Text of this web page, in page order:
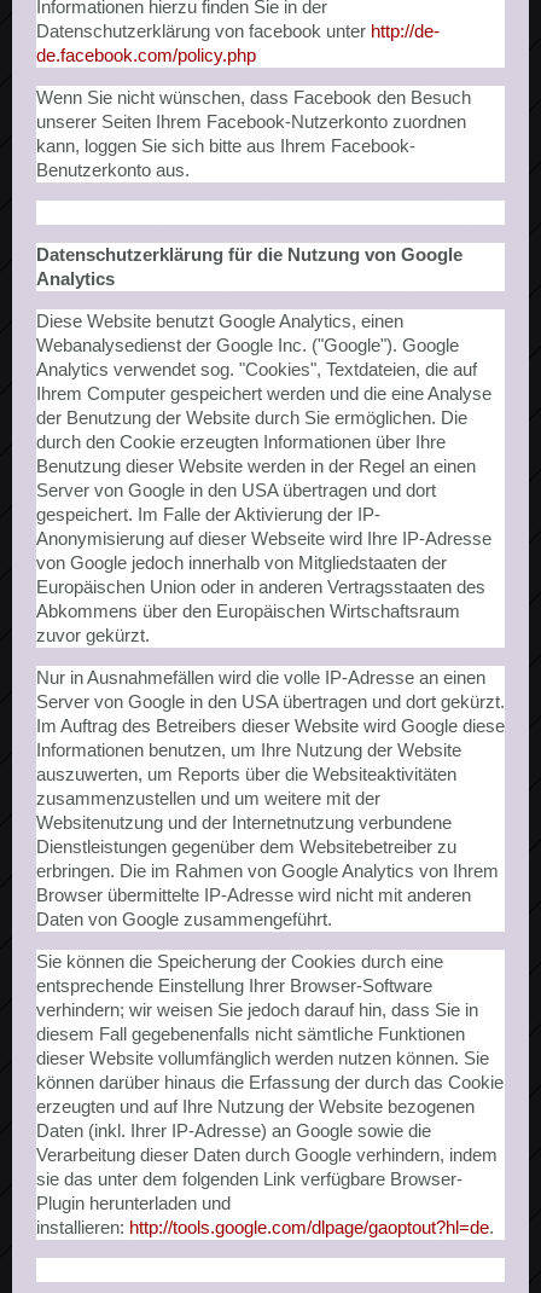
Informationen hierzu finden Sie in der
Datenschutzerklärung von facebook unter http://de-
de.facebook.com/policy.php
Wenn Sie nicht wünschen, dass Facebook den Besuch
unserer Seiten Ihrem Facebook-Nutzerkonto zuordnen
kann, loggen Sie sich bitte aus Ihrem Facebook-
Benutzerkonto aus.
Datenschutzerklärung für die Nutzung von Google
Analytics
Diese Website benutzt Google Analytics, einen
Webanalysedienst der Google Inc. ("Google"). Google
Analytics verwendet sog. "Cookies", Textdateien, die auf
Ihrem Computer gespeichert werden und die eine Analyse
der Benutzung der Website durch Sie ermöglichen. Die
durch den Cookie erzeugten Informationen über Ihre
Benutzung dieser Website werden in der Regel an einen
Server von Google in den USA übertragen und dort
gespeichert. Im Falle der Aktivierung der IP-
Anonymisierung auf dieser Webseite wird Ihre IP-Adresse
von Google jedoch innerhalb von Mitgliedstaaten der
Europäischen Union oder in anderen Vertragsstaaten des
Abkommens über den Europäischen Wirtschaftsraum
zuvor gekürzt.
Nur in Ausnahmefällen wird die volle IP-Adresse an einen
Server von Google in den USA übertragen und dort gekürzt.
Im Auftrag des Betreibers dieser Website wird Google diese
Informationen benutzen, um Ihre Nutzung der Website
auszuwerten, um Reports über die Websiteaktivitäten
zusammenzustellen und um weitere mit der
Websitenutzung und der Internetnutzung verbundene
Dienstleistungen gegenüber dem Websitebetreiber zu
erbringen. Die im Rahmen von Google Analytics von Ihrem
Browser übermittelte IP-Adresse wird nicht mit anderen
Daten von Google zusammengeführt.
Sie können die Speicherung der Cookies durch eine
entsprechende Einstellung Ihrer Browser-Software
verhindern; wir weisen Sie jedoch darauf hin, dass Sie in
diesem Fall gegebenenfalls nicht sämtliche Funktionen
dieser Website vollumfänglich werden nutzen können. Sie
können darüber hinaus die Erfassung der durch das Cookie
erzeugten und auf Ihre Nutzung der Website bezogenen
Daten (inkl. Ihrer IP-Adresse) an Google sowie die
Verarbeitung dieser Daten durch Google verhindern, indem
sie das unter dem folgenden Link verfügbare Browser-
Plugin herunterladen und
installieren: http://tools.google.com/dlpage/gaoptout?hl=de.